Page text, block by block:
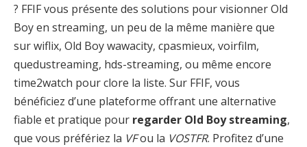
? FFIF vous présente des solutions pour visionner Old
Boy en streaming, un peu de la même manière que
sur wiflix, Old Boy wawacity, cpasmieux, voirfilm,
quedustreaming, hds-streaming, ou même encore
time2watch pour clore la liste. Sur FFIF, vous
bénéficiez d’une plateforme offrant une alternative
fiable et pratique pour regarder Old Boy streaming,
que vous préfériez la VFou la VOSTFR. Profitez d’une